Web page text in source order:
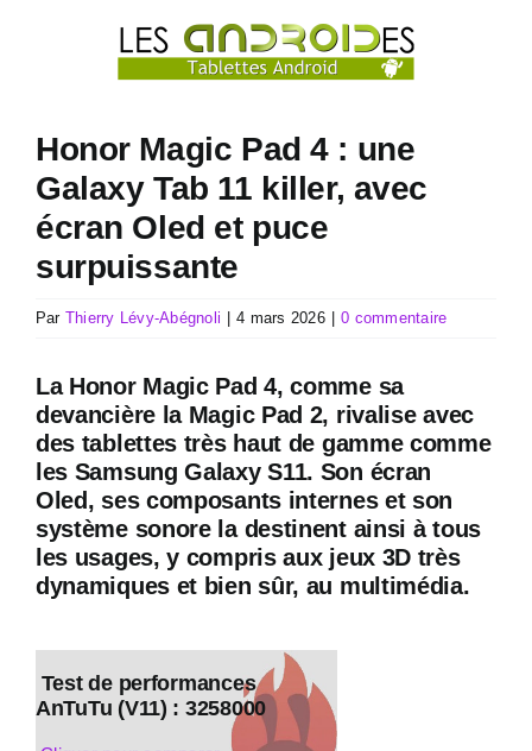
Honor Magic Pad 4 : une
Galaxy Tab 11 killer, avec
écran Oled et puce
surpuissante
Par Thierry Lévy-Abégnoli 4 mars 2026 0 commentaire
La Honor Magic Pad 4, comme sa
devancière la Magic Pad 2, rivalise avec
des tablettes très haut de gamme comme
les Samsung Galaxy S11. Son écran
Oled, ses composants internes et son
système sonore la destinent ainsi à tous
les usages, y compris aux jeux 3D très
dynamiques et bien sûr, au multimédia.
Test de performances
AnTuTu (V11) : 3258000